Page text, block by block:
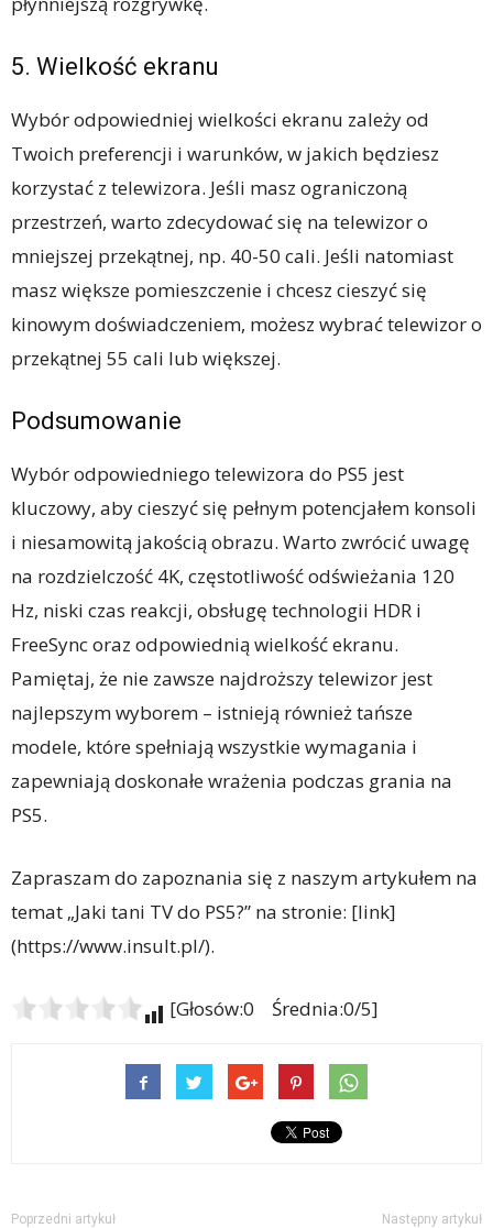
5. Wielkość ekranu
Wybór odpowiedniej wielkości ekranu zależy od
Twoich preferencji i warunków, w jakich będziesz
korzystać z telewizora. Jeśli masz ograniczoną
przestrzeń, warto zdecydować się na telewizor o
mniejszej przekątnej, np. 40-50 cali. Jeśli natomiast
masz większe pomieszczenie i chcesz cieszyć się
kinowym doświadczeniem, możesz wybrać telewizor o
przekątnej 55 cali lub większej.
Podsumowanie
Wybór odpowiedniego telewizora do PS5 jest
kluczowy, aby cieszyć się pełnym potencjałem konsoli
i niesamowitą jakością obrazu. Warto zwrócić uwagę
na rozdzielczość 4K, częstotliwość odświeżania 120
Hz, niski czas reakcji, obsługę technologii HDR i
FreeSync oraz odpowiednią wielkość ekranu.
Pamiętaj, że nie zawsze najdroższy telewizor jest
najlepszym wyborem – istnieją również tańsze
modele, które spełniają wszystkie wymagania i
zapewniają doskonałe wrażenia podczas grania na
PS5.
Zapraszam do zapoznania się z naszym artykułem na
temat „Jaki tani TV do PS5?” na stronie: [link]
(https://www.insult.pl/).
[Głosów:0 Średnia:0/5]
Poprzedni artykuł Następny artykuł